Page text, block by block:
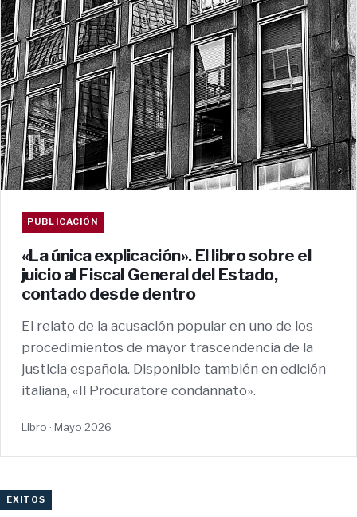
PUBLICACIÓN
«La única explicación». El libro sobre el
juicio al Fiscal General del Estado,
contado desde dentro
El relato de la acusación popular en uno de los
procedimientos de mayor trascendencia de la
justicia española. Disponible también en edición
italiana, «Il Procuratore condannato».
Libro · Mayo 2026
ÉXITOS